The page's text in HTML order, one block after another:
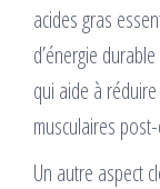
acides gras
d’énergie
qui aide à
musculaires
Un autre aspect